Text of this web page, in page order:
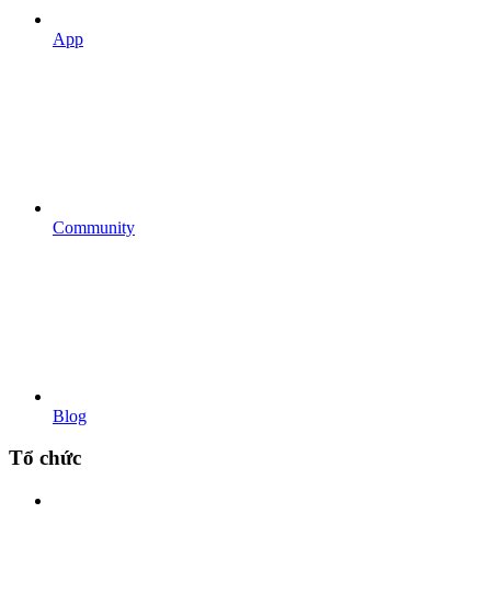
App
Community
Blog
Tổ chức